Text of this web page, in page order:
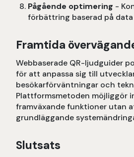
Pågående optimering -
förbättring baserad på data
Framtida
Webbaserade QR-ljudguider
för att anpassa sig till
besökarförväntningar och
Plattformsmetoden möjliggör
framväxande funktioner utan
grundläggande
Slutsats